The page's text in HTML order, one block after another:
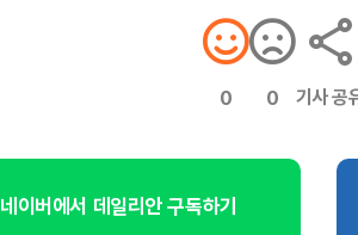
0 0 기사 공
네이버에서 데일리안 구독하기